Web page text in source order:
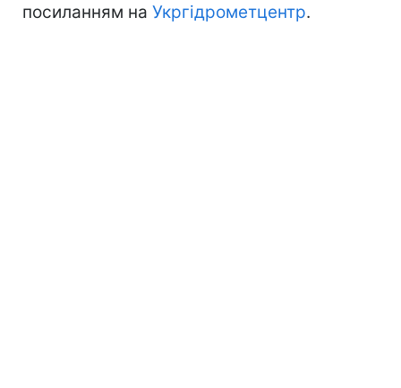
посиланням на Укргідрометцентр.